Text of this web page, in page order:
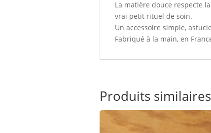
La matière douce respecte
vrai petit rituel de soin.
Un accessoire simple,
Fabriqué à la main, en
Produits similaires